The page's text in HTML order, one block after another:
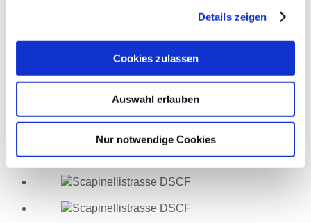
Details zeigen
Cookies zulassen
Auswahl erlauben
Nur notwendige Cookies
Aufzugsüberfahrten und an der Attika.
Im Kellerbereich wurde das KS-Mauerwerk erstellt und
die Tektalanmontage in den Tiefparkern weitestgehend
Im weiteren gehen die Restarbeiten weiter, so dass
Ende November das Schalmaterial, Maschinen etc
zurückgeliefert werden können und der Kran auf die
Und hier einige Impressionen vom Baufortschritt: